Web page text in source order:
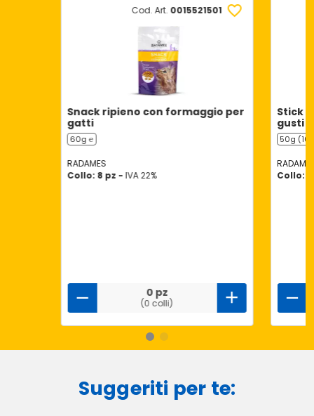
Cod. Art. 0015521501
Snack ripieno con formaggio per
gatti
60g ℮
RADAMES
Collo: 8 pz - IVA 22%
0 pz
(0 colli)
Stick
gusti
50g (10
Collo:
Suggeriti per te: